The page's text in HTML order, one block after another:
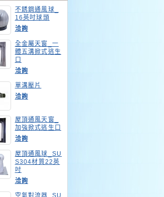
不銹鋼通風球_
16英吋球頭
洽詢
全金屬天窗_一
體五溝掀式逃生
口
洽詢
單溝壓片
洽詢
屋頂通風天窗_
加強掀式逃生口
洽詢
屋頂通風球_SU
S304材質22英
吋
洽詢
空氣對流器_SU